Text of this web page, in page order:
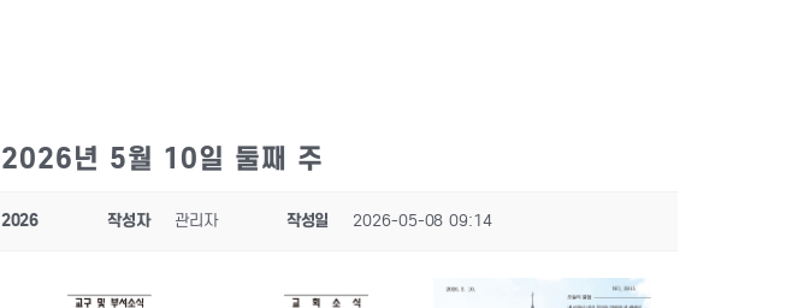
2026년 5월 10일 둘째 주
2026 작성자 관리자 작성일 2026-05-08 09:14